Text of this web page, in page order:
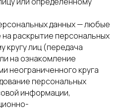
данных — любые
раскрытие персональных
кругу лиц (передача
на ознакомление
неограниченного круга
персональных
информации,